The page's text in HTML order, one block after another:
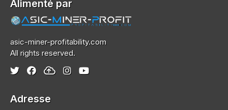
Alimenté par
asic-miner-profitability.com
All rights reserved.
Adresse